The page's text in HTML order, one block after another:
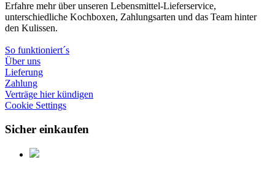
Erfahre mehr über unseren Lebensmittel-Lieferservice,
unterschiedliche Kochboxen, Zahlungsarten und das Team hinter
den Kulissen.
So funktioniert´s
Über uns
Lieferung
Zahlung
Verträge hier kündigen
Cookie Settings
Sicher einkaufen